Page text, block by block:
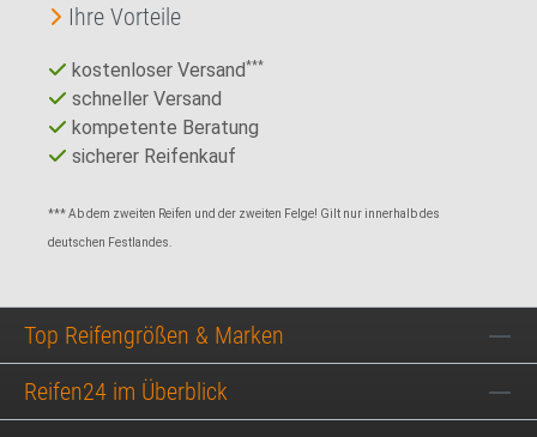
Ihre Vorteile
kostenloser Versand***
schneller Versand
kompetente Beratung
sicherer Reifenkauf
*** Ab dem zweiten Reifen und der zweiten Felge! Gilt nur innerhalb des
deutschen Festlandes.
Top Reifengrößen & Marken
Reifen24 im Überblick